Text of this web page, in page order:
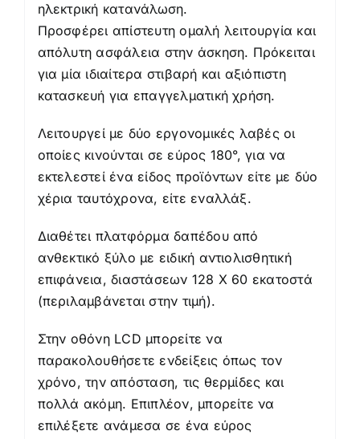
ηλεκτρική κατανάλωση.
Προσφέρει απίστευτη ομαλή λειτουργία και
απόλυτη ασφάλεια στην άσκηση. Πρόκειται
για μία ιδιαίτερα στιβαρή και αξιόπιστη
κατασκευή για επαγγελματική χρήση.
Λειτουργεί με δύο εργονομικές λαβές οι
οποίες κινούνται σε εύρος 180°, για να
εκτελεστεί ένα είδος προϊόντων είτε με δύο
χέρια ταυτόχρονα, είτε εναλλάξ.
Διαθέτει πλατφόρμα δαπέδου από
ανθεκτικό ξύλο με ειδική αντιολισθητική
επιφάνεια, διαστάσεων 128 Χ 60 εκατοστά
(περιλαμβάνεται στην τιμή).
Στην οθόνη LCD μπορείτε να
παρακολουθήσετε ενδείξεις όπως τον
χρόνο, την απόσταση, τις θερμίδες και
πολλά ακόμη. Επιπλέον, μπορείτε να
επιλέξετε ανάμεσα σε ένα εύρος